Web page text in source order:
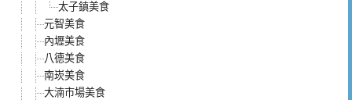
太子鎮美食
元智美食
內壢美食
八德美食
南崁美食
大湳市場美食